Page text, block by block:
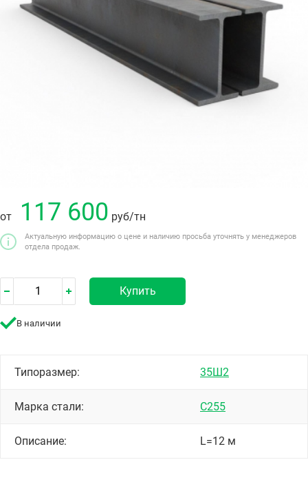
от 117 600 руб/тн
Актуальную информацию о цене и наличию просьба уточнять у менеджеров
отдела продаж.
Купить
В наличии
Типоразмер: 35Ш2
Марка стали: С255
Описание: L=12 м